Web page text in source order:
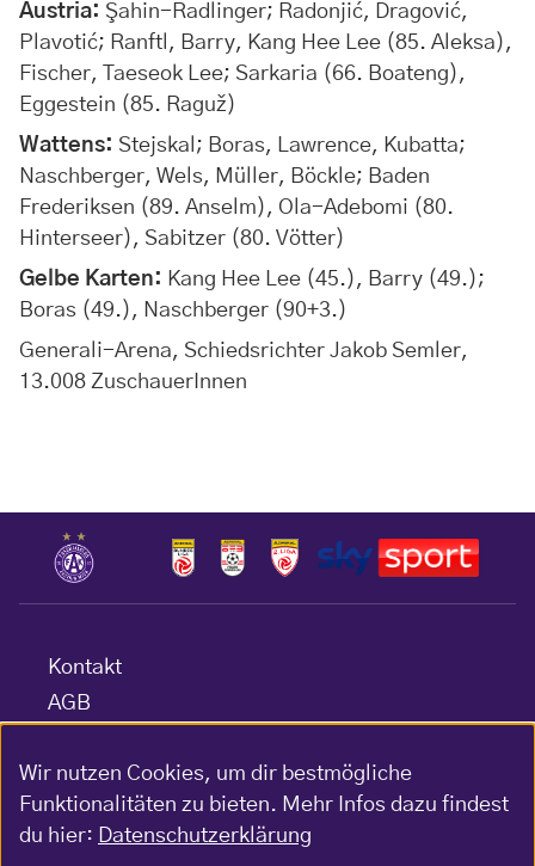
Austria: Şahin-Radlinger; Radonjić, Dragović,
Plavotić; Ranftl, Barry, Kang Hee Lee (85. Aleksa),
Fischer, Taeseok Lee; Sarkaria (66. Boateng),
Eggestein (85. Raguž)
Wattens: Stejskal; Boras, Lawrence, Kubatta;
Naschberger, Wels, Müller, Böckle; Baden
Frederiksen (89. Anselm), Ola-Adebomi (80.
Hinterseer), Sabitzer (80. Vötter)
Gelbe Karten: Kang Hee Lee (45.), Barry (49.);
Boras (49.), Naschberger (90+3.)
Generali-Arena, Schiedsrichter Jakob Semler,
13.008 ZuschauerInnen
Kontakt
AGB
Barrierefreiheitserklärung
Impressum
Gewinnspiel-Bedingungen
Wir nutzen Cookies, um dir bestmögliche
Funktionalitäten zu bieten. Mehr Infos dazu findest
du hier: Datenschutzerklärung